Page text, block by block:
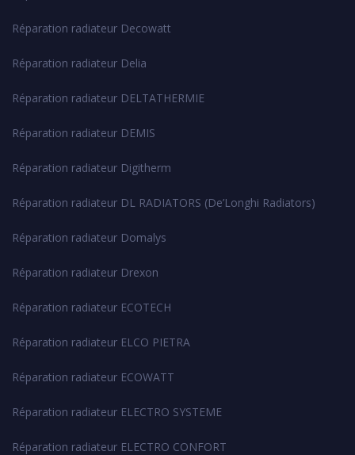
Réparation radiateur Decowatt
Réparation radiateur Delia
Réparation radiateur DELTATHERMIE
Réparation radiateur DEMIS
Réparation radiateur Digitherm
Réparation radiateur DL RADIATORS (De’Longhi Radiators)
Réparation radiateur Domalys
Réparation radiateur Drexon
Réparation radiateur ECOTECH
Réparation radiateur ELCO PIETRA
Réparation radiateur ECOWATT
Réparation radiateur ELECTRO SYSTEME
Réparation radiateur ELECTRO CONFORT